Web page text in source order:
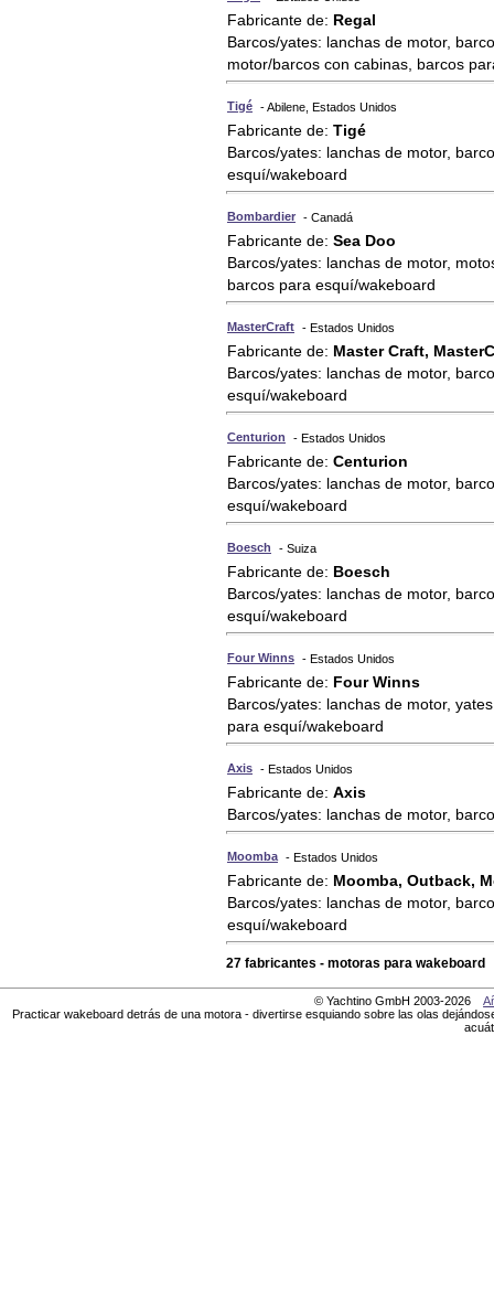
Fabricante de: Regal
Barcos/yates: lanchas de motor,
motor/barcos con cabinas, barcos
Tigé - Abilene, Estados Unidos
Fabricante de: Tigé
Barcos/yates: lanchas de motor,
esquí/wakeboard
Bombardier - Canadá
Fabricante de: Sea Doo
Barcos/yates: lanchas de motor,
barcos para esquí/wakeboard
MasterCraft - Estados Unidos
Fabricante de: Master Craft,
Barcos/yates: lanchas de motor,
esquí/wakeboard
Centurion - Estados Unidos
Fabricante de: Centurion
Barcos/yates: lanchas de motor,
esquí/wakeboard
Boesch - Suiza
Fabricante de: Boesch
Barcos/yates: lanchas de motor,
esquí/wakeboard
Four Winns - Estados Unidos
Fabricante de: Four Winns
Barcos/yates: lanchas de motor,
para esquí/wakeboard
Axis - Estados Unidos
Fabricante de: Axis
Barcos/yates: lanchas de motor,
Moomba - Estados Unidos
Fabricante de: Moomba, Outback,
Barcos/yates: lanchas de motor,
esquí/wakeboard
27 fabricantes - motoras para wakeboard
© Yachtino GmbH 2003-2026
Practicar wakeboard detrás de una motora - divertirse esquiando sobre las olas